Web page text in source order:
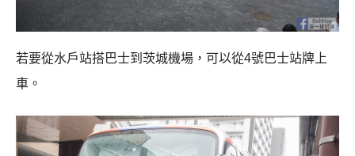
若要從水戶站搭巴士到茨城機場，可以從4號巴士站牌上
車。